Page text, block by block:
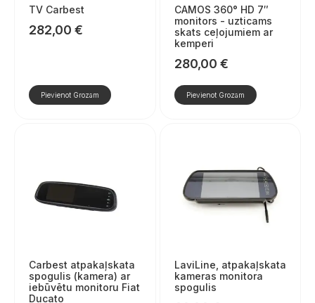
TV Carbest
282,00 €
Pievienot Grozam
CAMOS 360° HD 7″
monitors - uzticams
skats ceļojumiem ar
kemperi
280,00 €
Pievienot Grozam
Carbest atpakaļskata
spogulis (kamera) ar
iebūvētu monitoru Fiat
Ducato
LaviLine, atpakaļskata
kameras monitora
spogulis